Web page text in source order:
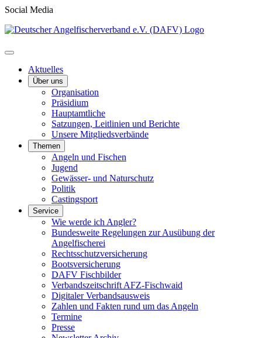
Social Media
Aktuelles
Über uns
Organisation
Präsidium
Hauptamtliche
Satzungen, Leitlinien und Berichte
Unsere Mitgliedsverbände
Themen
Angeln und Fischen
Jugend
Gewässer- und Naturschutz
Politik
Castingsport
Service
Wie werde ich Angler?
Bundesweite Regelungen zur Ausübung der
Angelfischerei
Rechtsschutzversicherung
Bootsversicherung
DAFV Fischbilder
Verbandszeitschrift AFZ-Fischwaid
Digitaler Verbandsausweis
Zahlen und Fakten rund um das Angeln
Termine
Presse